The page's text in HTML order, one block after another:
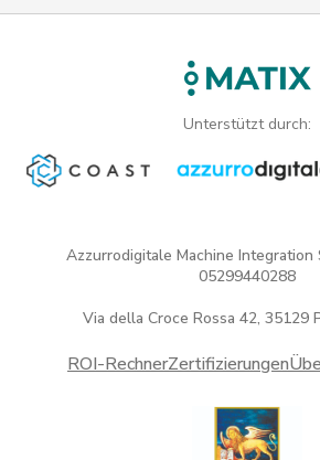
Unterstützt durch:
Azzurrodigitale Machine Integration
05299440288
Via della Croce Rossa 42, 35129
ROI-RechnerZertifizierungen